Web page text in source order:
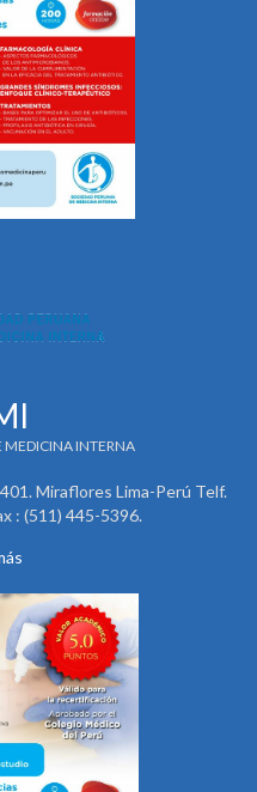
MEDICINA INTERNA
Miraflores Lima-Perú Telf.
: (511) 445-5396.